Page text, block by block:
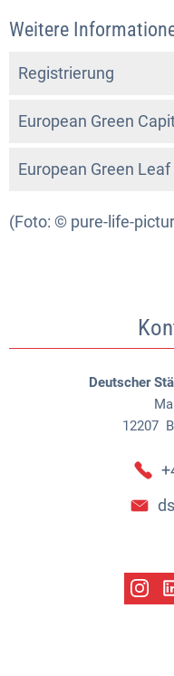
Weitere
Registrierung
European Green
European Green
(Foto: © pure-life-
Deutscher
12207